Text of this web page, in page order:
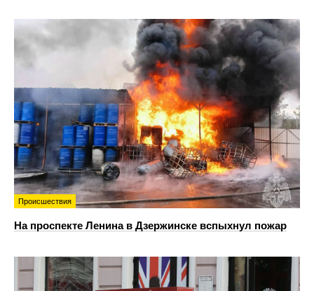
Происшествия
На проспекте Ленина в Дзержинске вспыхнул пожар